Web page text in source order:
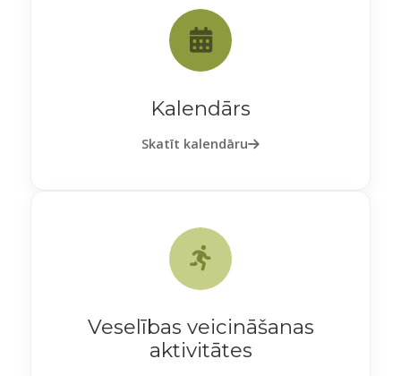
Kalendārs
Skatīt kalendāru
Veselības veicināšanas
aktivitātes